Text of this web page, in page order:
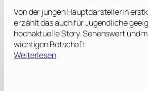
Von der jungen Hauptdarstellerin
erzählt das auch für Jugendliche
hochaktuelle Story. Sehenswert und
wichtigen Botschaft.
Weiterlesen: